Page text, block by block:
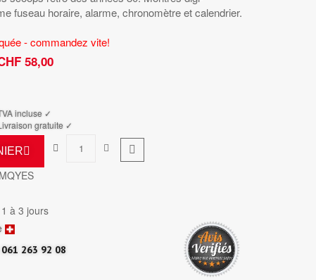
fuseau horaire, alarme, chronomètre et calendrier.
- commandez vite!
58,00
incluse ✓
gratuite ✓
à 3 jours
061 263 92 08